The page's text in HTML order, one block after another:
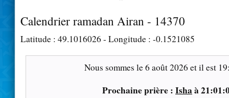
Calendrier ramadan Airan - 14370
Latitude : 49.1016026 - Longitude : -0.1521085
Nous sommes le6 août 2026 et il est
Prochaine prière : Isha à